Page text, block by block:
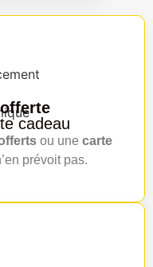
cadeau
ou une carte
prévoit pas.